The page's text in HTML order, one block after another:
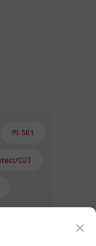
PL 501
CUT